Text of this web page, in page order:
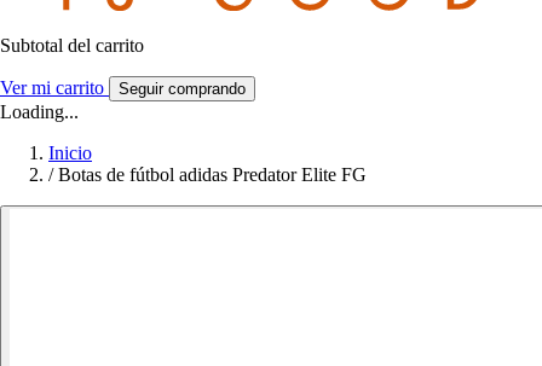
Subtotal del carrito
Ver mi carrito Seguir comprando
Loading...
Inicio
/ Botas de fútbol adidas Predator Elite FG